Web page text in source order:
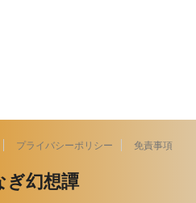
プライバシーポリシー 免責事項
ぎ幻想譚